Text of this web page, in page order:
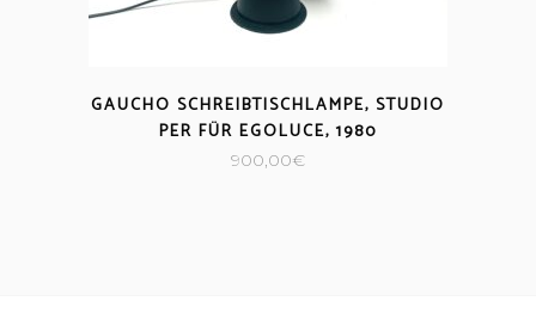
GAUCHO SCHREIBTISCHLAMPE, STUDIO
PER FÜR EGOLUCE, 1980
900,00€